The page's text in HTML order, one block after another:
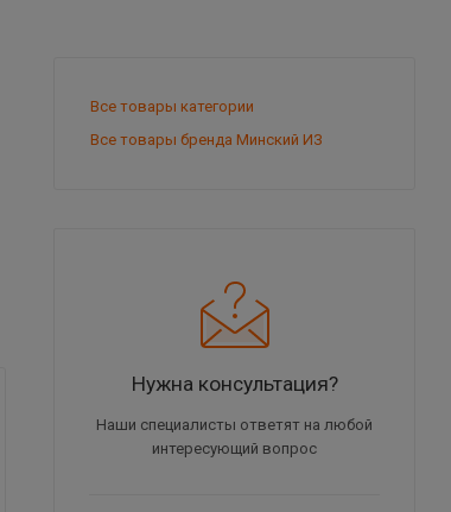
Все товары категории
Все товары бренда Минский ИЗ
Нужна консультация?
Наши специалисты ответят на любой
интересующий вопрос